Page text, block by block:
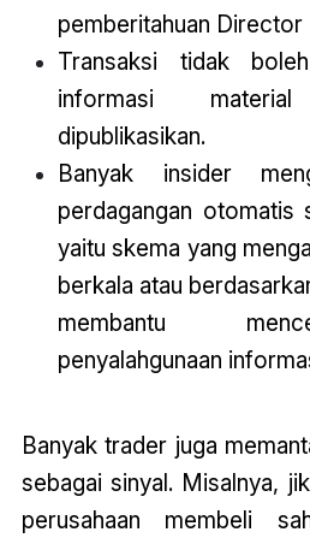
pemberitahuan Director
Transaksi tidak
informasi
dipublikasikan.
Banyak insider
perdagangan otomatis
yaitu skema yang
berkala atau
membantu
penyalahgunaan
Banyak trader juga
sebagai sinyal. Misalnya,
perusahaan membeli